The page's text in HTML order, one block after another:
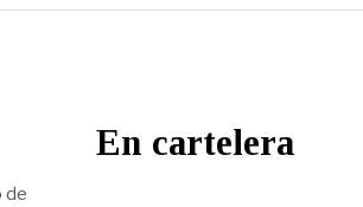
de
En cartelera